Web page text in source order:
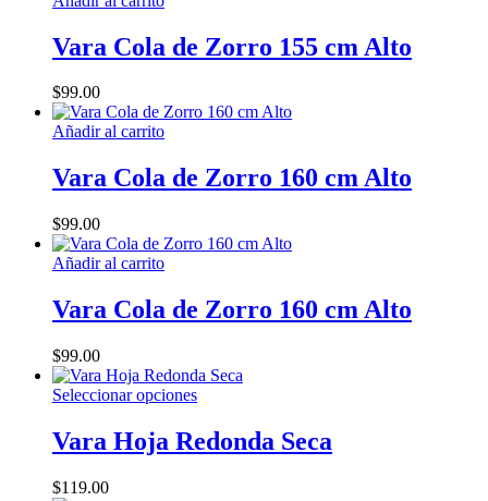
elegir
en
página
de
$49.00
hasta
Vara Cola de Zorro 155 cm Alto
$99.00
Añadir al carrito
Vara Cola de Zorro 160 cm Alto
$99.00
Añadir al carrito
Vara Cola de Zorro 160 cm Alto
$99.00
Seleccionar opcionesEste
tiene
múltiples
Vara Hoja Redonda Seca
$119.00